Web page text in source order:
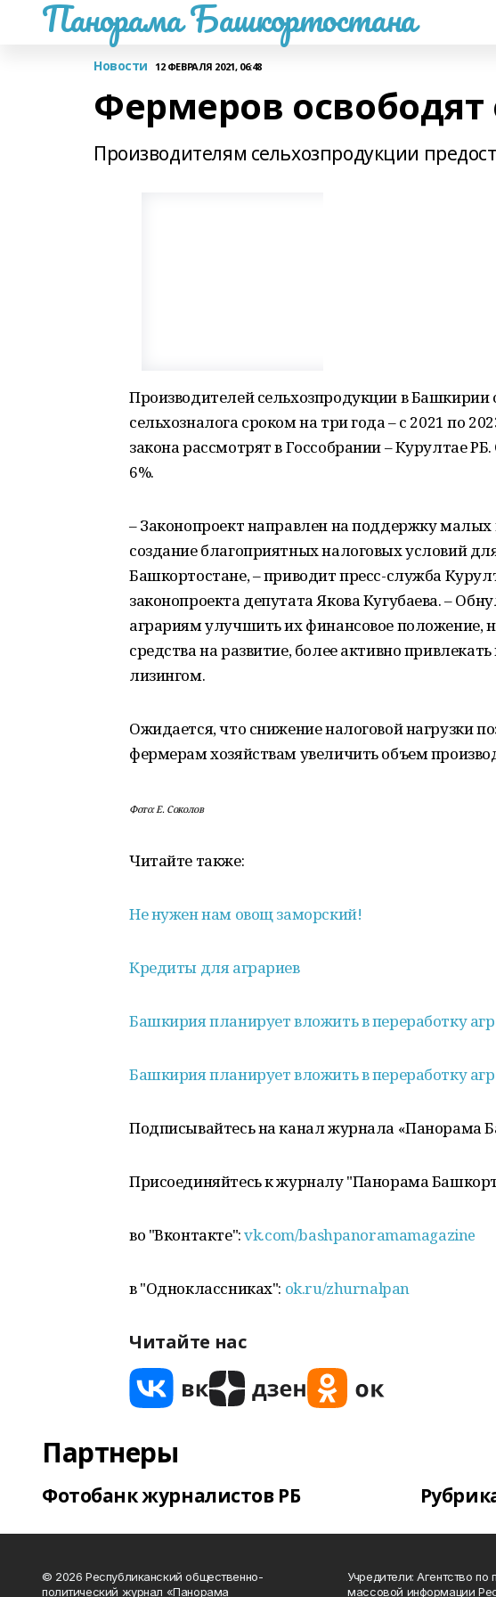
Панорама Башкортостана
Новости 12 ФЕВРАЛЯ 2021, 06:48
Фермеров освободят
Производителям сельхозпродукции
Производителей сельхозпродукции в Башкирии
сельхозналога сроком на три года – с 2021 по
закона рассмотрят в Госсобрании ­– Курултае
6%.
– Законопроект направлен на поддержку
создание благоприятных налоговых условий
Башкортостане, – приводит пресс-служба
законопроекта депутата Якова Кугубаева. –
аграриям улучшить их финансовое положение,
средства на развитие, более активно
лизингом.
Ожидается, что снижение налоговой нагрузки
фермерам хозяйствам увеличить объем
Фото: Е. Соколов
Читайте также:
Не нужен нам овощ заморский!
Кредиты для аграриев
Башкирия планирует вложить в переработку
Башкирия планирует вложить в переработку
Подписывайтесь на канал журнала «Панорама
Присоединяйтесь к журналу "Панорама
во "Вконтакте":vk.com/bashpanoramamagazine
в "Одноклассниках": ok.ru/zhurnalpan
Читайте нас
Партнеры
Фотобанк журналистов РБ
© 2026 Республиканский общественно-
политический журнал «Панорама
Учредители: Агентство по
массовой информации